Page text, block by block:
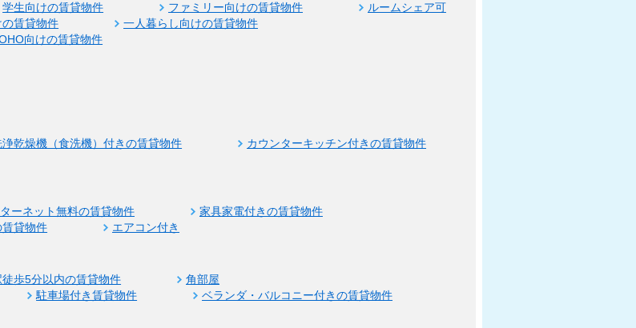
学生向けの賃貸物件 ファミリー向けの賃貸物件
ルームシェア可
賃貸物件
一人暮らし向けの賃貸物件
向けの賃貸物件
乾燥機（食洗機）付きの賃貸物件
カウンターキッチン付きの賃貸物件
ーネット無料の賃貸物件
家具家電付きの賃貸物件
貸物件 エアコン付き
徒歩5分以内の賃貸物件
角部屋
駐車場付き賃貸物件
ベランダ・バルコニー付きの賃貸物件